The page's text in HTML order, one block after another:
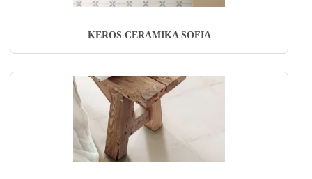
KEROS CERAMIKA SOFIA